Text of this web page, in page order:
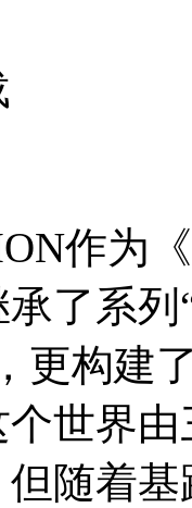
作为
了系
更构建
世界
随着